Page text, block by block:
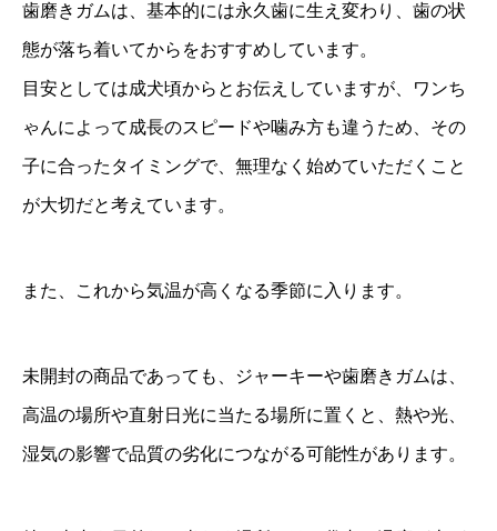
歯磨きガムは、基本的には永久歯に生え変わり、歯の状
態が落ち着いてからをおすすめしています。
目安としては成犬頃からとお伝えしていますが、ワンち
ゃんによって成長のスピードや噛み方も違うため、その
子に合ったタイミングで、無理なく始めていただくこと
が大切だと考えています。
また、これから気温が高くなる季節に入ります。
未開封の商品であっても、ジャーキーや歯磨きガムは、
高温の場所や直射日光に当たる場所に置くと、熱や光、
湿気の影響で品質の劣化につながる可能性があります。